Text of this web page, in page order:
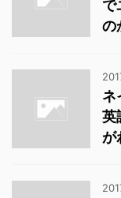
で
の
ネ
英
が